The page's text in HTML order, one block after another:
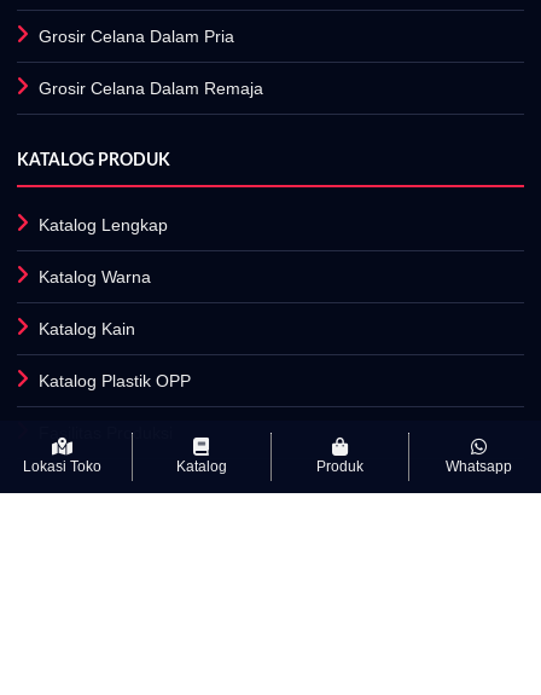
Grosir Celana Dalam Pria
Grosir Celana Dalam Remaja
KATALOG PRODUK
Katalog Lengkap
Katalog Warna
Katalog Kain
Katalog Plastik OPP
Fasilitas Produksi
Lokasi Toko Katalog Produk Whatsapp